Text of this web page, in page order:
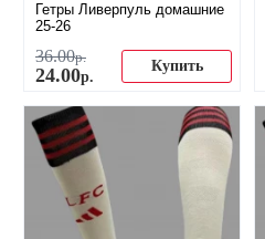
Гетры Ливерпуль домашние
25-26
36.00р.
24.00р.
Купить